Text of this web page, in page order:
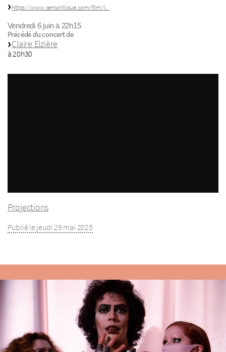
https://www.senscritique.com/film/l...
Vendredi 6 juin à 22h15
Précédé du concert de
Claire Elzière
à 20h30
Projections
Publié le jeudi 29 mai 2025